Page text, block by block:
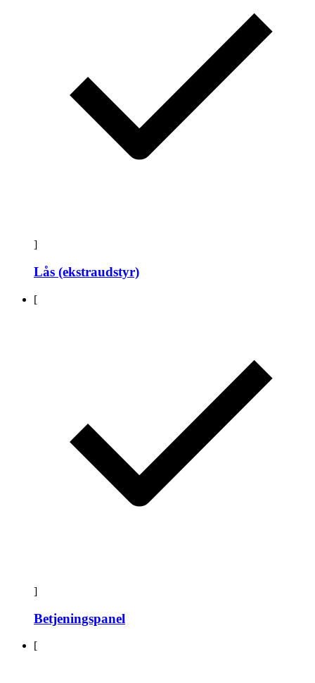
]
Lås (ekstraudstyr)
[
]
Betjeningspanel
[